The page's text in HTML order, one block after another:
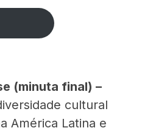
(minuta final) –
cultural
América Latina e